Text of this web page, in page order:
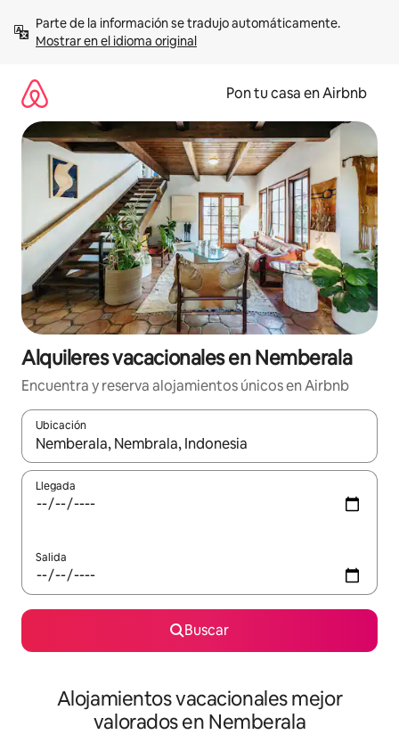
contenidoMostrar en el idioma original
Pon tu casa en Airbnb
Alquileres vacacionales en Nemberala
Encuentra y reserva alojamientos únicos en Airbnb
Ubicación
Cuando los resultados estén disponibles, navega con las
Llegada
Salida
Buscar
Alojamientos vacacionales mejor
valorados en Nemberala